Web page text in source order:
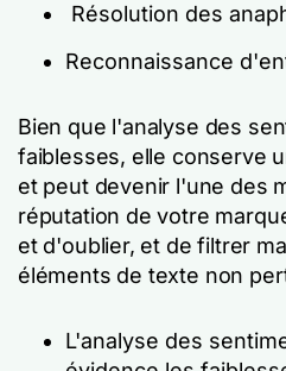
Résolution des
Reconnaissance
Bien que l'analyse des
faiblesses, elle conserve
et peut devenir l'une des
réputation de votre
et d'oublier, et de filtrer
éléments de texte non
L'analyse des